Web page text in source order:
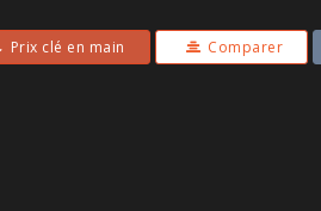
Prix clé en main Comparer